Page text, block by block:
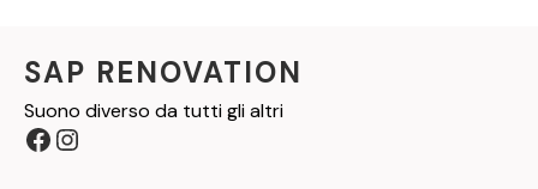
SAP RENOVATION
Suono diverso da tutti gli altri
Facebook Instagram